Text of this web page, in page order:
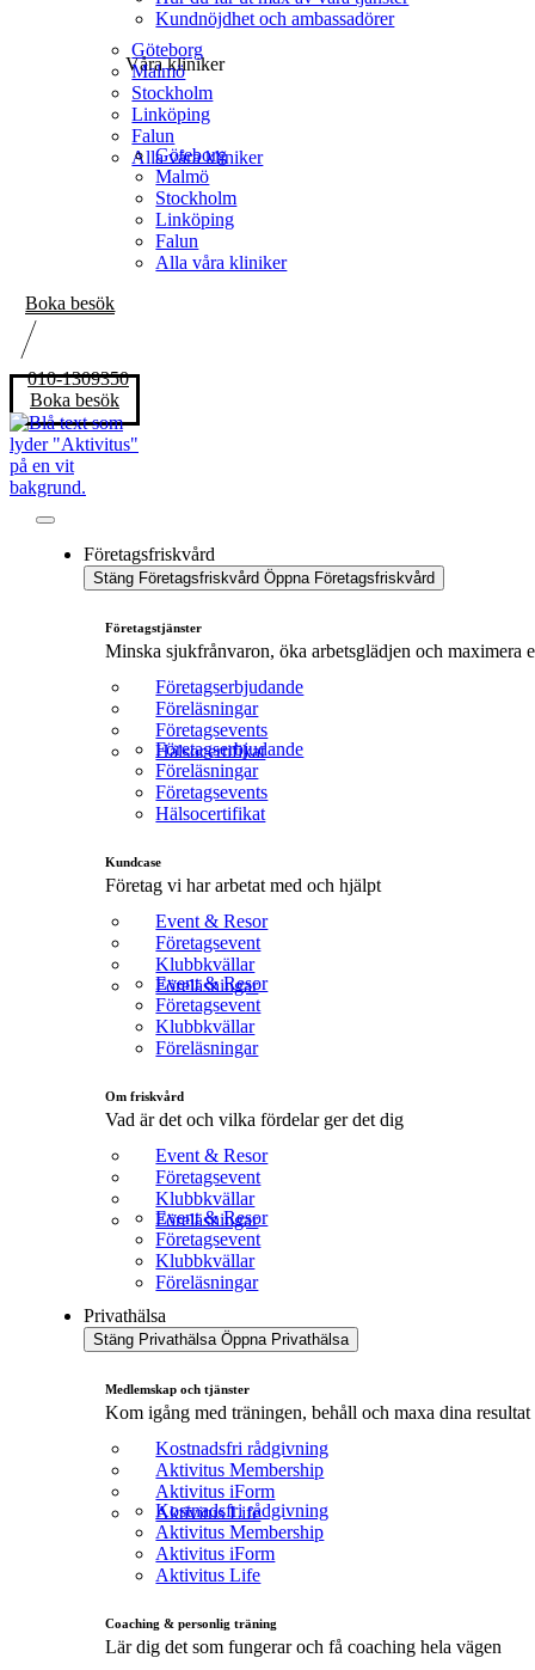
Kundnöjdhet och ambassadörer
Våra kliniker
Göteborg
Malmö
Stockholm
Linköping
Falun
Alla våra kliniker
Göteborg
Malmö
Stockholm
Linköping
Falun
Alla våra kliniker
Boka besök
010-1309350
Boka besök
Företagsfriskvård
Stäng Företagsfriskvård Öppna Företagsfriskvård
Företagstjänster
Minska sjukfrånvaron, öka arbetsglädjen och maximera
Företagserbjudande
Föreläsningar
Företagsevents
Hälsocertifikat
Företagserbjudande
Föreläsningar
Företagsevents
Hälsocertifikat
Kundcase
Företag vi har arbetat med och hjälpt
Event & Resor
Företagsevent
Klubbkvällar
Föreläsningar
Event & Resor
Företagsevent
Klubbkvällar
Föreläsningar
Om friskvård
Vad är det och vilka fördelar ger det dig
Event & Resor
Företagsevent
Klubbkvällar
Föreläsningar
Event & Resor
Företagsevent
Klubbkvällar
Föreläsningar
Privathälsa
Stäng Privathälsa Öppna Privathälsa
Medlemskap och tjänster
Kom igång med träningen, behåll och maxa dina resultat
Kostnadsfri rådgivning
Aktivitus Membership
Aktivitus iForm
Aktivitus Life
Kostnadsfri rådgivning
Aktivitus Membership
Aktivitus iForm
Aktivitus Life
Coaching & personlig träning
Lär dig det som fungerar och få coaching hela vägen